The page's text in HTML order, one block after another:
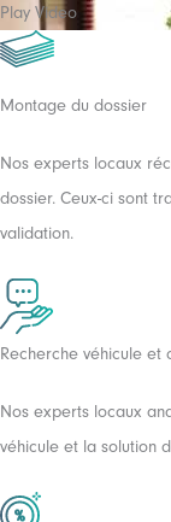
Play Video
Montage du dossier
Nos experts locaux
dossier. Ceux-ci sont
validation.
Recherche véhicule et
Nos experts locaux
véhicule et la solution